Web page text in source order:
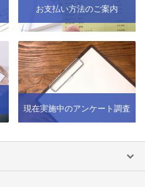
お支払い方法のご案内
現在実施中のアンケート調査